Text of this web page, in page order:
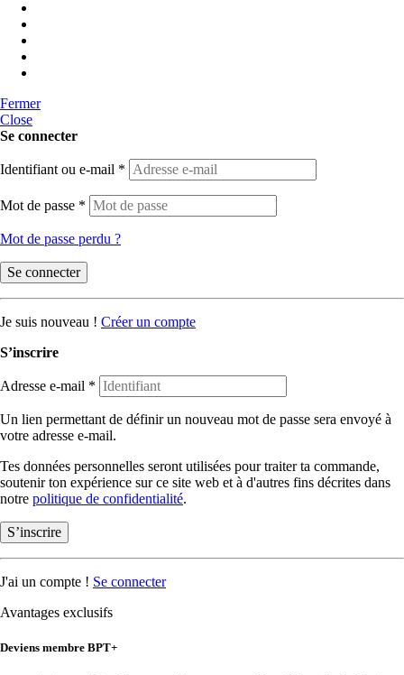
Fermer
Close
Se connecter
Identifiant ou e-mail *
Mot de passe *
Mot de passe perdu ?
Se connecter
Je suis nouveau ! Créer un compte
S’inscrire
Adresse e-mail *
Un lien permettant de définir un nouveau mot de passe sera envoyé à
votre adresse e-mail.
Tes données personnelles seront utilisées pour traiter ta commande,
soutenir ton expérience sur ce site web et à d'autres fins décrites dans
notre politique de confidentialité.
S’inscrire
J'ai un compte ! Se connecter
Avantages exclusifs
Deviens membre BPT+